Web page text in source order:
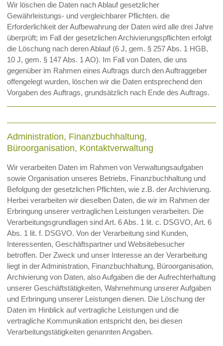
Wir löschen die Daten nach Ablauf gesetzlicher
Gewährleistungs- und vergleichbarer Pflichten. die
Erforderlichkeit der Aufbewahrung der Daten wird alle drei Jahre
überprüft; im Fall der gesetzlichen Archivierungspflichten erfolgt
die Löschung nach deren Ablauf (6 J, gem. § 257 Abs. 1 HGB,
10 J, gem. § 147 Abs. 1 AO). Im Fall von Daten, die uns
gegenüber im Rahmen eines Auftrags durch den Auftraggeber
offengelegt wurden, löschen wir die Daten entsprechend den
Vorgaben des Auftrags, grundsätzlich nach Ende des Auftrags.
Administration, Finanzbuchhaltung,
Büroorganisation, Kontaktverwaltung
Wir verarbeiten Daten im Rahmen von Verwaltungsaufgaben
sowie Organisation unseres Betriebs, Finanzbuchhaltung und
Befolgung der gesetzlichen Pflichten, wie z.B. der Archivierung.
Herbei verarbeiten wir dieselben Daten, die wir im Rahmen der
Erbringung unserer vertraglichen Leistungen verarbeiten. Die
Verarbeitungsgrundlagen sind Art. 6 Abs. 1 lit. c. DSGVO, Art. 6
Abs. 1 lit. f. DSGVO. Von der Verarbeitung sind Kunden,
Interessenten, Geschäftspartner und Websitebesucher
betroffen. Der Zweck und unser Interesse an der Verarbeitung
liegt in der Administration, Finanzbuchhaltung, Büroorganisation,
Archivierung von Daten, also Aufgaben die der Aufrechterhaltung
unserer Geschäftstätigkeiten, Wahrnehmung unserer Aufgaben
und Erbringung unserer Leistungen dienen. Die Löschung der
Daten im Hinblick auf vertragliche Leistungen und die
vertragliche Kommunikation entspricht den, bei diesen
Verarbeitungstätigkeiten genannten Angaben.